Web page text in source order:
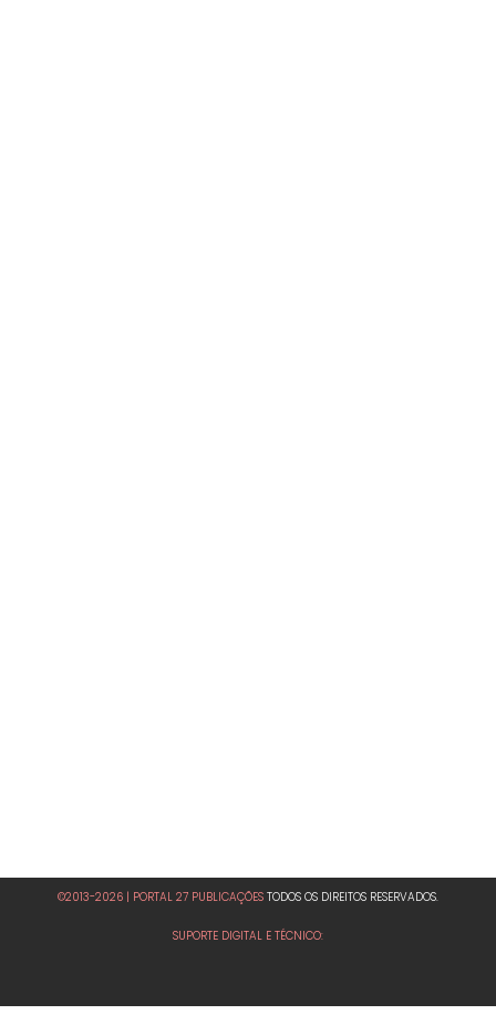
©2013-2026 | PORTAL 27 PUBLICAÇÕES TODOS OS DIREITOS RESERVADOS.
SUPORTE DIGITAL E TÉCNICO: